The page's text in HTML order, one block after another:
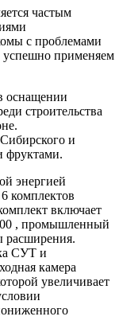
частым
с проблемами
успешно применяем
оснащении
строительства
и
фруктами.
энергией
комплектов
включает
, промышленный
расширения.
СУТ и
камера
увеличивает